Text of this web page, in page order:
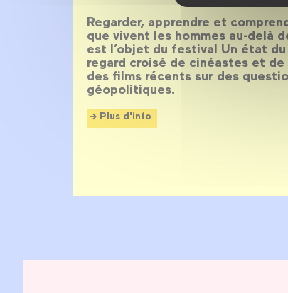
Regarder, apprendre et
que vivent les hommes au-delà
est l’objet du festival Un état
regard croisé de cinéastes et
des films récents sur des
géopolitiques.
Plus d'info